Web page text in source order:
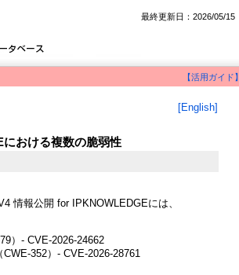
最終更新日：2026/05/15
【活用ガイド】
[English]
おける複数の脆弱性
情報公開 for IPKNOWLEDGEには、
）- CVE-2026-24662
352）- CVE-2026-28761